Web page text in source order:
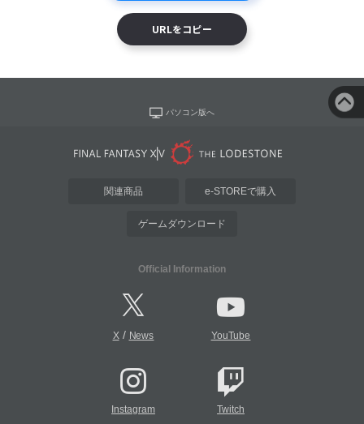
URLをコピー
パソコン版へ
関連商品 e-STOREで購入
ゲームダウンロード
Official Information
X/ News YouTube
Instagram Twitch